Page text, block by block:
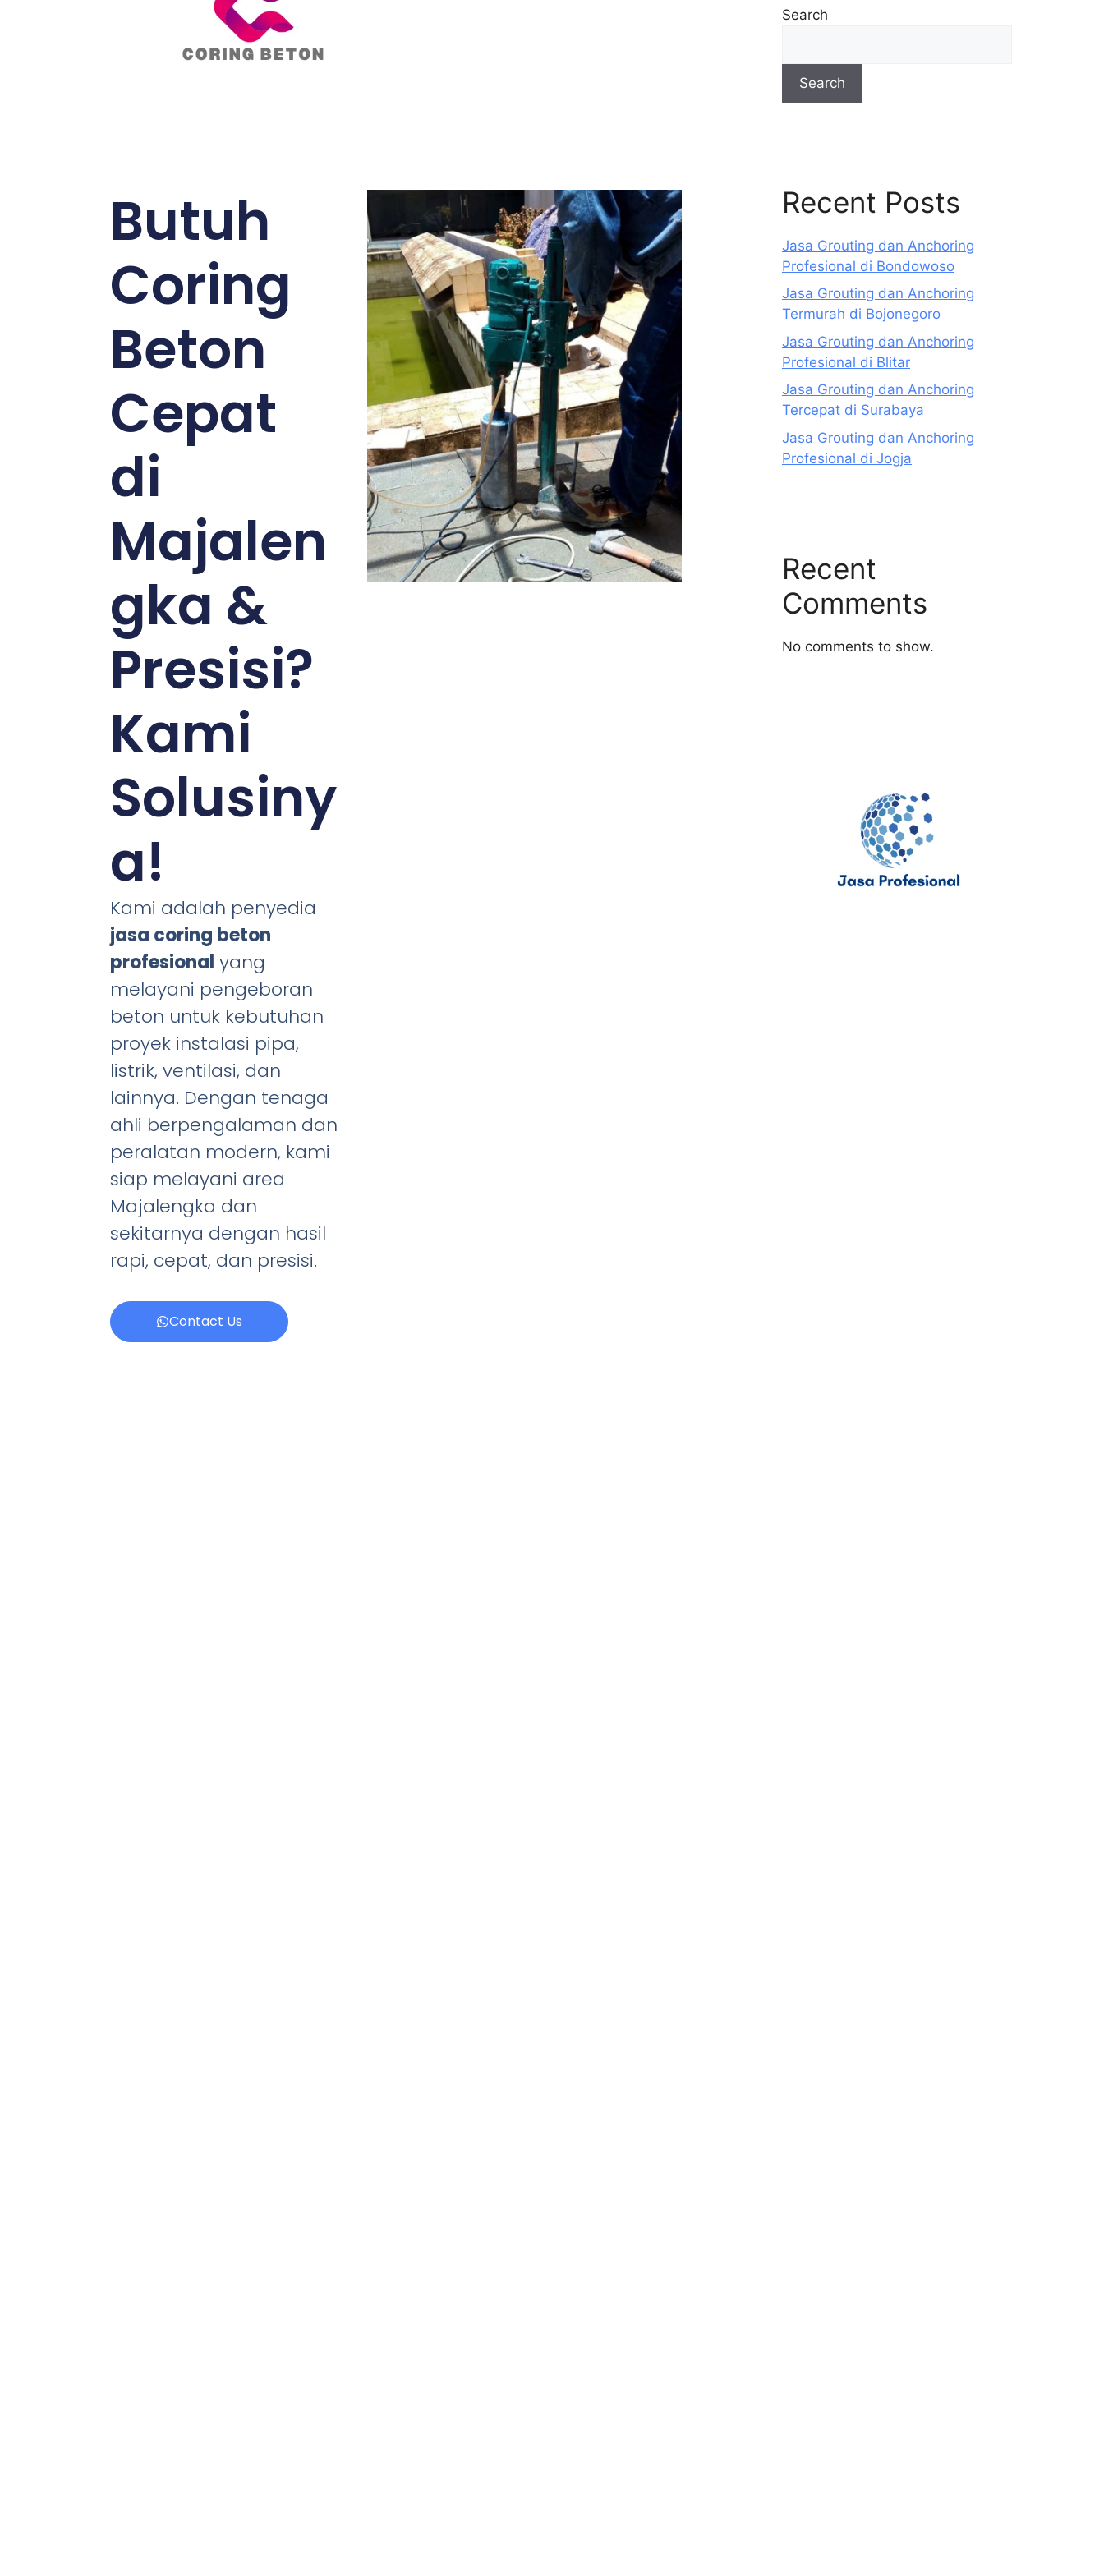
Butuh
Coring
Beton
Cepat
di
Majalen
gka &
Presisi?
Kami
Solusiny
a!
Kami adalah penyedia
jasa coring beton
profesional yang
melayani pengeboran
beton untuk kebutuhan
proyek instalasi pipa,
listrik, ventilasi, dan
lainnya. Dengan tenaga
ahli berpengalaman dan
peralatan modern, kami
siap melayani area
Majalengka dan
sekitarnya dengan hasil
rapi, cepat, dan presisi.
Contact Us
Search
Search
Recent Posts
Jasa Grouting dan Anchoring
Profesional di Bondowoso
Jasa Grouting dan Anchoring
Termurah di Bojonegoro
Jasa Grouting dan Anchoring
Profesional di Blitar
Jasa Grouting dan Anchoring
Tercepat di Surabaya
Jasa Grouting dan Anchoring
Profesional di Jogja
Recent
Comments
No comments to show.